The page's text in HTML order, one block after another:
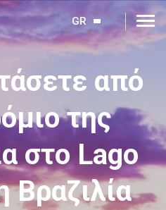
GR
από
της
στο Lago
Βραζιλία